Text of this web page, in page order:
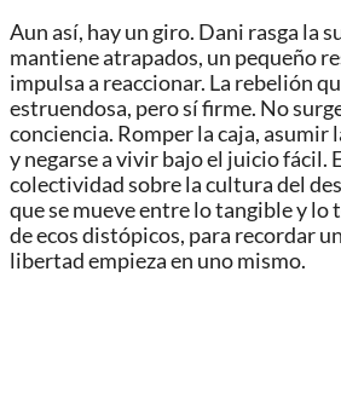
Aun así, hay un giro. Dani rasga la
mantiene atrapados, un pequeño
impulsa a reaccionar. La rebelión
estruendosa, pero sí firme. No
conciencia. Romper la caja, asumir
y negarse a vivir bajo el juicio fácil.
colectividad sobre la cultura del
que se mueve entre lo tangible y lo
de ecos distópicos, para recordar
libertad empieza en uno mismo.